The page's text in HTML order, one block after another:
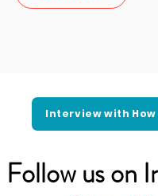
Interview with How
Follow us on